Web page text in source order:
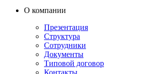
О компании
Презентация
Структура
Сотрудники
Документы
Типовой договор
Контакты